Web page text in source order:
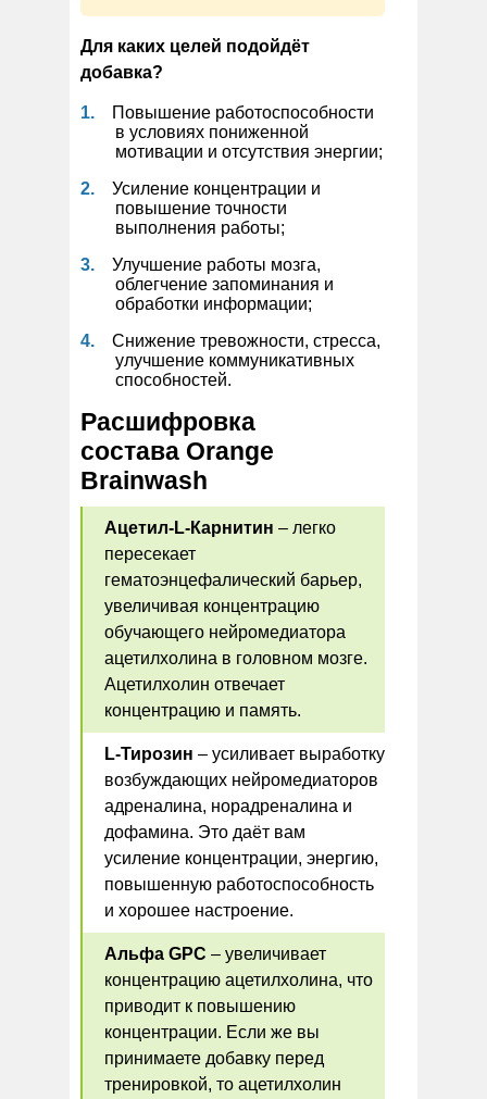
Для каких целей подойдёт
добавка?
Повышение работоспособности
в условиях пониженной
мотивации и отсутствия энергии;
Усиление концентрации и
повышение точности
выполнения работы;
Улучшение работы мозга,
облегчение запоминания и
обработки информации;
Снижение тревожности, стресса,
улучшение коммуникативных
способностей.
Расшифровка
состава Orange
Brainwash
Ацетил-L-Карнитин – легко
пересекает
гематоэнцефалический барьер,
увеличивая концентрацию
обучающего нейромедиатора
ацетилхолина в головном мозге.
Ацетилхолин отвечает
концентрацию и память.
L-Тирозин – усиливает выработку
возбуждающих нейромедиаторов
адреналина, норадреналина и
дофамина. Это даёт вам
усиление концентрации, энергию,
повышенную работоспособность
и хорошее настроение.
Альфа GPC – увеличивает
концентрацию ацетилхолина, что
приводит к повышению
концентрации. Если же вы
принимаете добавку перед
тренировкой, то ацетилхолин